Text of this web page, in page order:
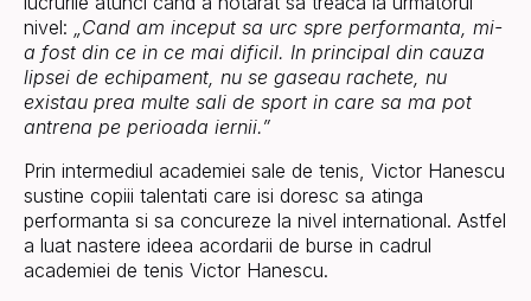
nivel: „Cand am inceput sa urc spre performanta, mi-
a fost din ce in ce mai dificil. In principal din cauza
lipsei de echipament, nu se gaseau rachete, nu
existau prea multe sali de sport in care sa ma pot
antrena pe perioada iernii.”
Prin intermediul academiei sale de tenis, Victor Hanescu
sustine copiii talentati care isi doresc sa atinga
performanta si sa concureze la nivel international. Astfel
a luat nastere ideea acordarii de burse in cadrul
academiei de tenis Victor Hanescu.